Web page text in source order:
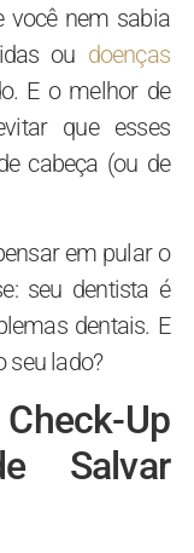
você nem sabia
ou doenças
E o melhor de
que esses
cabeça (ou de
em pular o
seu dentista é
dentais. E
seu lado?
Up
Salvar